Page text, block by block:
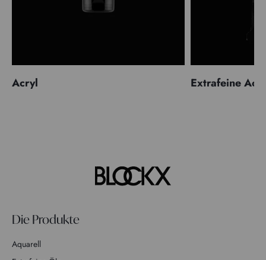
Acryl Extrafeine
Die Produkte
Aquarell